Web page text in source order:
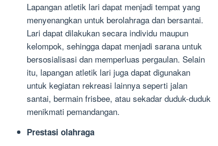
Lapangan atletik lari dapat menjadi tempat yang
menyenangkan untuk berolahraga dan bersantai.
Lari dapat dilakukan secara individu maupun
kelompok, sehingga dapat menjadi sarana untuk
bersosialisasi dan memperluas pergaulan. Selain
itu, lapangan atletik lari juga dapat digunakan
untuk kegiatan rekreasi lainnya seperti jalan
santai, bermain frisbee, atau sekadar duduk-duduk
menikmati pemandangan.
Prestasi olahraga